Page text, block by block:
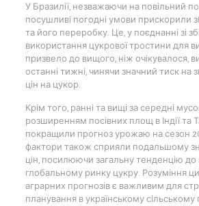
У Бразилії, незважаючи на повільний
посушливі погодні умови прискорили
та його переробку. Це, у поєднанні зі
використання цукрової тростини для
призвело до вищого, ніж очікувалося,
останні тижні, чинячи значний тиск на
цін на цукор.
Крім того, ранні та вищі за середні
розширенням посівних площ в Індії та
покращили прогноз урожаю на сезон
фактори також сприяли подальшому
цін, посилюючи загальну тенденцію
глобальному ринку цукру. Розуміння
аграрних прогнозів є важливим для
планування в українському сільському